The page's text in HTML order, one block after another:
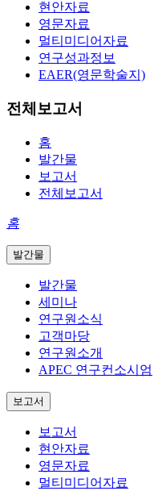
현안자료
영문자료
멀티미디어자료
연구성과정보
EAER(영문학술지)
전체보고서
홈
발간물
보고서
전체보고서
홈
발간물
발간물
세미나
연구원소식
고객마당
연구원소개
APEC 연구컨소시엄
보고서
보고서
현안자료
영문자료
멀티미디어자료